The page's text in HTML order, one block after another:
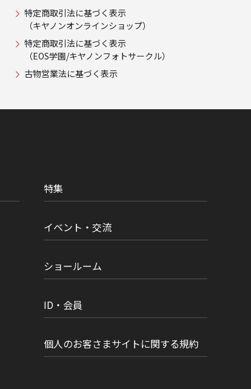
特定商取引法に基づく表示
（キヤノンオンラインショップ）
特定商取引法に基づく表示
（EOS学園/キヤノンフォトサークル）
古物営業法に基づく表示
特集
イベント・交流
ショールーム
ID・会員
個人のお客さまサイトに関する規約